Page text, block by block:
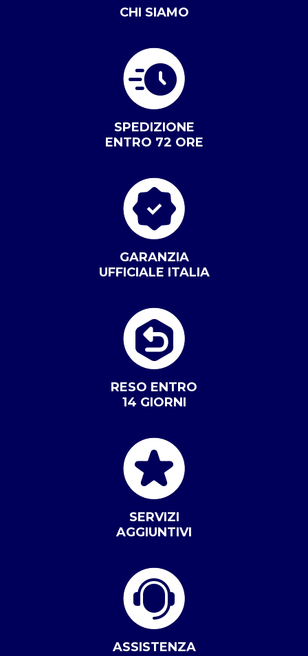
CHI SIAMO
SPEDIZIONE
ENTRO 72 ORE
GARANZIA
UFFICIALE ITALIA
RESO ENTRO
14 GIORNI
SERVIZI
AGGIUNTIVI
ASSISTENZA